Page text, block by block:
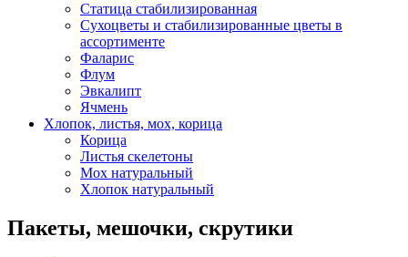
Статица стабилизированная
Сухоцветы и стабилизированные цветы в
ассортименте
Фаларис
Флум
Эвкалипт
Ячмень
Хлопок, листья, мох, корица
Корица
Листья скелетоны
Мох натуральный
Хлопок натуральный
Пакеты, мешочки, скрутики